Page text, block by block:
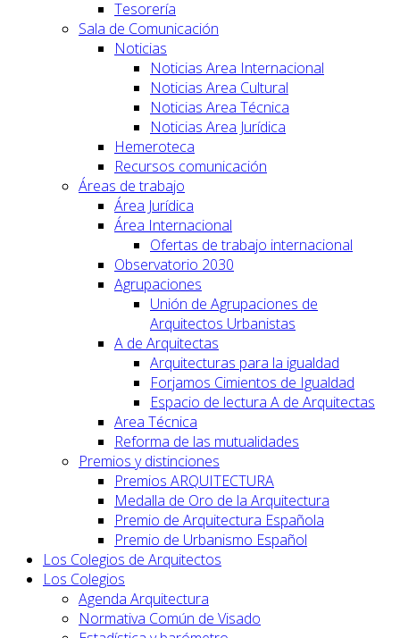
Tesorería
Sala de Comunicación
Noticias
Noticias Area Internacional
Noticias Area Cultural
Noticias Area Técnica
Noticias Area Jurídica
Hemeroteca
Recursos comunicación
Áreas de trabajo
Área Jurídica
Área Internacional
Ofertas de trabajo internacional
Observatorio 2030
Agrupaciones
Unión de Agrupaciones de
Arquitectos Urbanistas
A de Arquitectas
Arquitecturas para la igualdad
Forjamos Cimientos de Igualdad
Espacio de lectura A de Arquitectas
Area Técnica
Reforma de las mutualidades
Premios y distinciones
Premios ARQUITECTURA
Medalla de Oro de la Arquitectura
Premio de Arquitectura Española
Premio de Urbanismo Español
Los Colegios de Arquitectos
Los Colegios
Agenda Arquitectura
Normativa Común de Visado